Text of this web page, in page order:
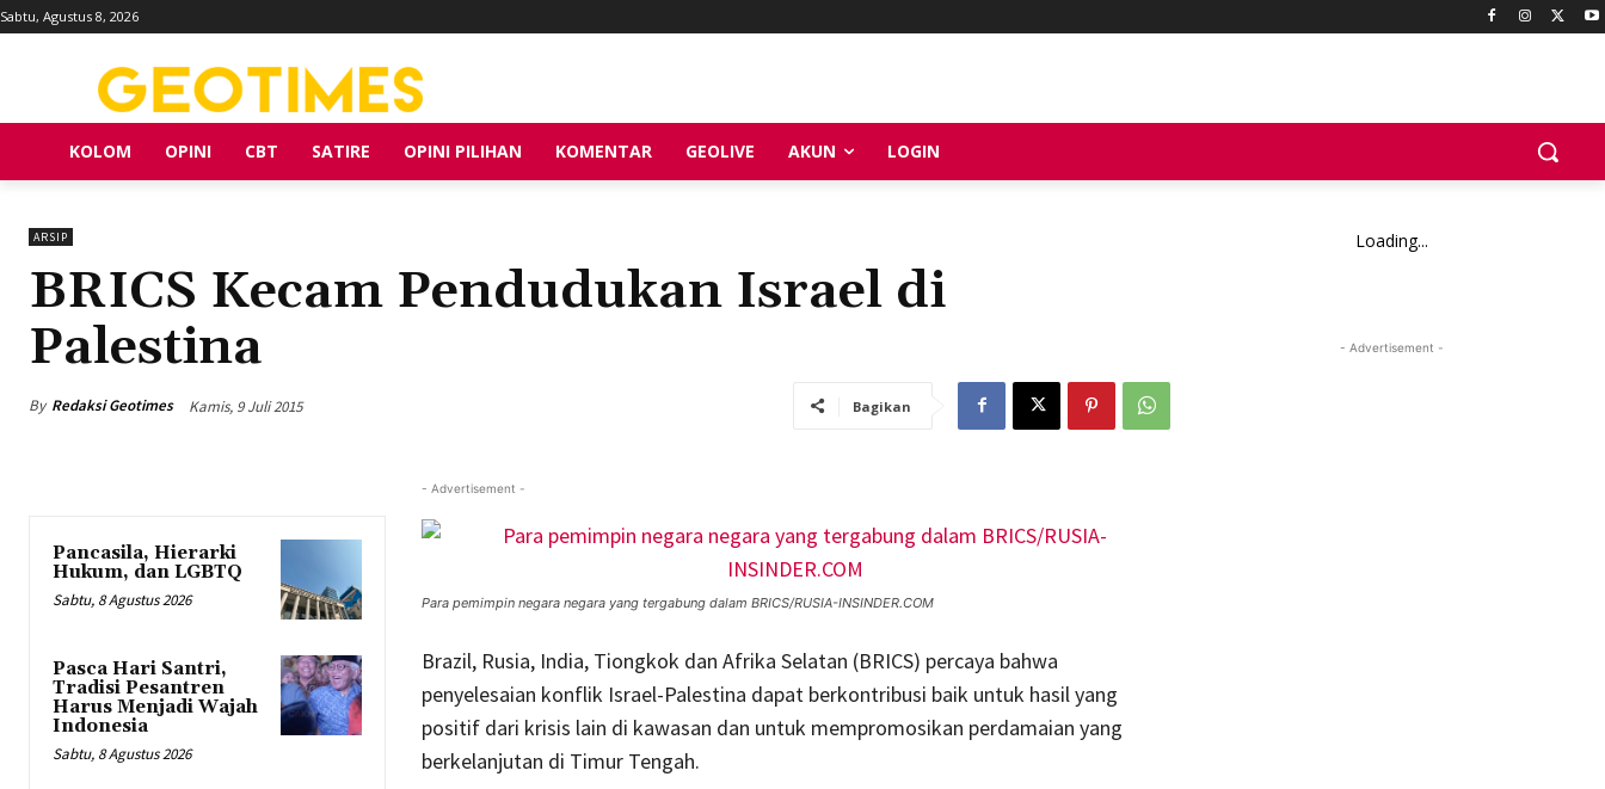
Sabtu, Agustus 8, 2026
KOLOM OPINI CBT SATIRE OPINI PILIHAN KOMENTAR GEOLIVE AKUN LOGIN
ARSIP
BRICS Kecam Pendudukan Israel di
Palestina
By Redaksi Geotimes Kamis, 9 Juli 2015 Bagikan
Pancasila, Hierarki
Hukum, dan LGBTQ
Sabtu, 8 Agustus 2026
Pasca Hari Santri,
Tradisi Pesantren
Harus Menjadi Wajah
Indonesia
Sabtu, 8 Agustus 2026
- Advertisement -
Para pemimpin negara negara yang tergabung dalam BRICS/RUSIA-INSINDER.COM
Brazil, Rusia, India, Tiongkok dan Afrika Selatan (BRICS) percaya bahwa
penyelesaian konflik Israel-Palestina dapat berkontribusi baik untuk hasil yang
positif dari krisis lain di kawasan dan untuk mempromosikan perdamaian yang
berkelanjutan di Timur Tengah.
Loading...
- Advertisement -